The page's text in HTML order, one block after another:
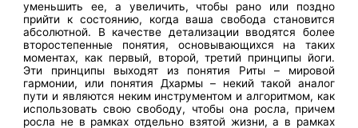
уменьшить ее, а увеличить, чтобы рано или поздно
прийти к состоянию, когда ваша свобода становится
абсолютной. В качестве детализации вводятся более
второстепенные понятия, основывающихся на таких
моментах, как первый, второй, третий принципы йоги.
Эти принципы выходят из понятия Риты – мировой
гармонии, или понятия Дхармы – некий такой аналог
пути и являются неким инструментом и алгоритмом, как
использовать свою свободу, чтобы она росла, причем
росла не в рамках отдельно взятой жизни, а в рамках